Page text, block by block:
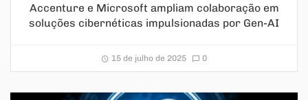
Accenture e Microsoft ampliam colaboração em
soluções cibernéticas impulsionadas por Gen-AI
15 de julho de 2025 0